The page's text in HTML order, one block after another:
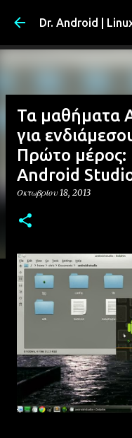
Μετάβαση
Dr. Android |
Τα μαθήματα
για
Πρώτο μέρος:
Android
Οκτωβρίου 18, 2013